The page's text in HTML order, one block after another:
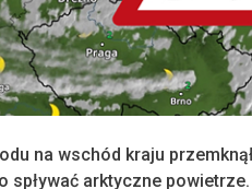
na wschód kraju
spływać arktyczne